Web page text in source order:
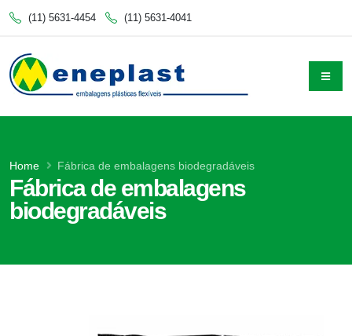
(11) 5631-4454 (11) 5631-4041
Fábrica de embalagens
biodegradáveis
Home Fábrica de embalagens biodegradáveis